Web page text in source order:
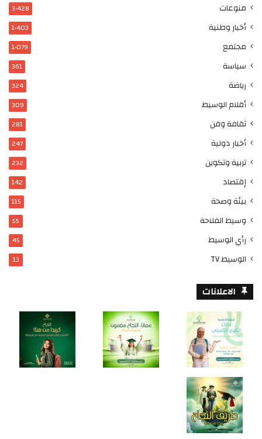
منوعات 3٬428
أخبار وطنية 1٬403
مجتمع 1٬079
سياسة 361
رياضة 324
أقلام الوسيط 309
ثقافة وفن 281
أخبار دولية 247
تربية وتكوين 232
إقتصاد 142
بيئة وصحة 115
وسيط الفلاحة 55
رأي الوسيط 45
الوسيط TV 13
الاعلانات